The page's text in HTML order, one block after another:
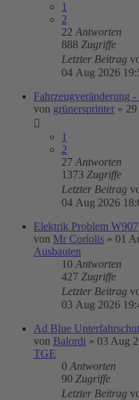
1
2
22 Antworten
888 Zugriffe
Letzter Beitrag
04 Aug 2026
Fahrzeugveränderung
von grünersprinter »
1
2
27 Antworten
1373 Zugriffe
Letzter Beitrag
04 Aug 2026
Elektrik Problem W907
von Mr Coriolis » 01
Ausbauten
10 Antworten
427 Zugriffe
Letzter Beitrag
03 Aug 2026
Ad Blue
von Balordi » 03 Aug
TGE
0 Antworten
90 Zugriffe
Letzter Beitrag